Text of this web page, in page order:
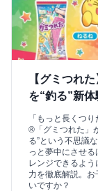
【グミつれ
を“釣る”新
「もっと長くつ
®「グミつれた」
る”という不思議
っと夢中にさせ
レンジできるよ
力を徹底解説。
いですか？